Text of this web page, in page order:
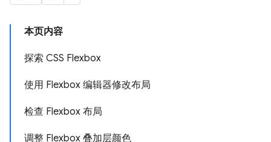
本页内容
探索 CSS Flexbox
使用 Flexbox 编辑器修改布局
检查 Flexbox 布局
调整 Flexbox 叠加层颜色